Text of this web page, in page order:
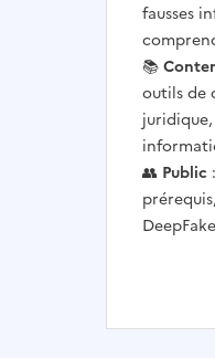
fausses
📚
outils de
👥 Public